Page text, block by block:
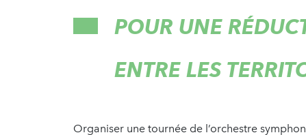
POUR UNE
ENTRE LES
Organiser une tournée de l’orchestre